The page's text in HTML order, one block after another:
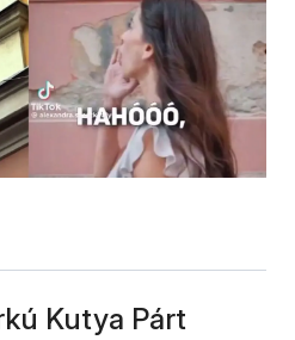
Kutya Párt